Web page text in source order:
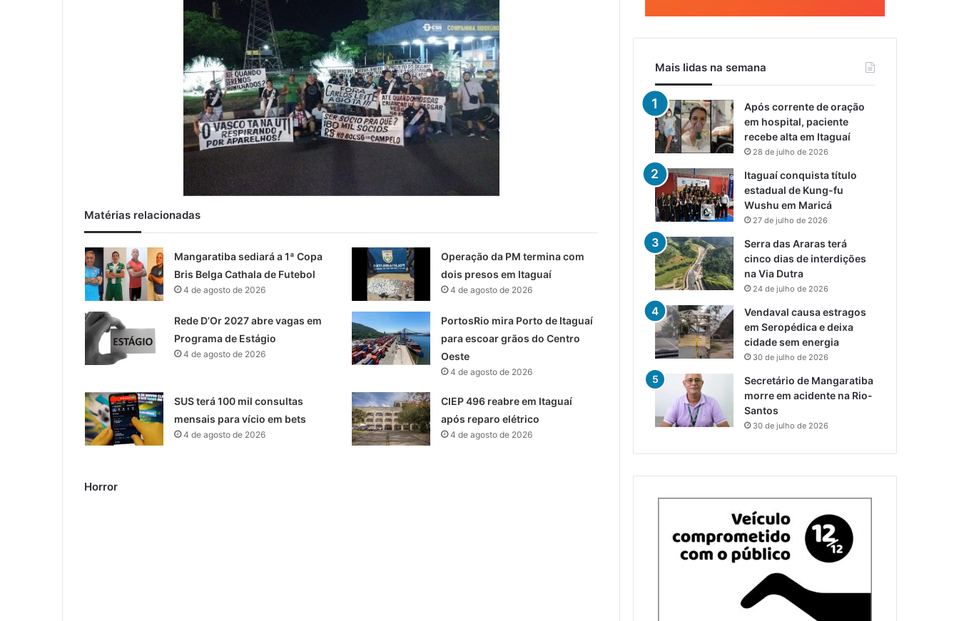
Matérias relacionadas
Mangaratiba sediará a 1ª Copa
Bris Belga Cathala de Futebol
4 de agosto de 2026
Operação da PM termina com
dois presos em Itaguaí
4 de agosto de 2026
Rede D’Or 2027 abre vagas em
Programa de Estágio
4 de agosto de 2026
PortosRio mira Porto de Itaguaí
para escoar grãos do Centro
Oeste
4 de agosto de 2026
SUS terá 100 mil consultas
mensais para vício em bets
4 de agosto de 2026
CIEP 496 reabre em Itaguaí
após reparo elétrico
4 de agosto de 2026
Horror
Mais lidas na semana
Após corrente de oração
em hospital, paciente
recebe alta em Itaguaí
28 de julho de 2026
Itaguaí conquista título
estadual de Kung-fu
Wushu em Maricá
27 de julho de 2026
Serra das Araras terá
cinco dias de interdições
na Via Dutra
24 de julho de 2026
Vendaval causa estragos
em Seropédica e deixa
cidade sem energia
30 de julho de 2026
Secretário de Mangaratiba
morre em acidente na Rio-
Santos
30 de julho de 2026